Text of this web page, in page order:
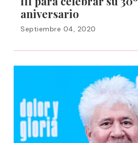
aniversario
Septiembre 04, 2020